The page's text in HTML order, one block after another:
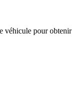
véhicule pour obtenir